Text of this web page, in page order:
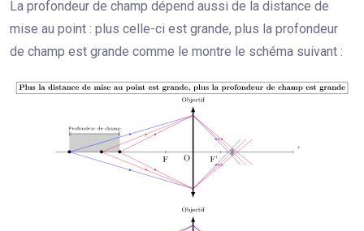
La profondeur de champ dépend aussi de la distance de
mise au point : plus celle-ci est grande, plus la profondeur
de champ est grande comme le montre le schéma suivant :